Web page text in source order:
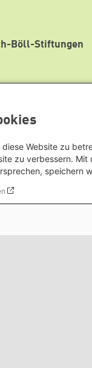
Böll-Stiftungen
Website zu
zu verbessern.
speichern